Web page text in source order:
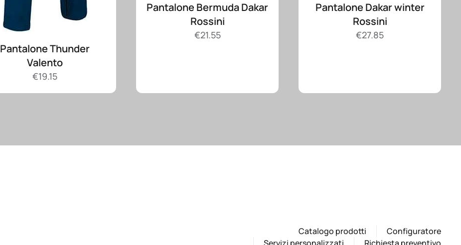
Pantalone Thunder
Valento
€19.15
Pantalone Bermuda Dakar
Rossini
€21.55
Pantalone Dakar winter
Rossini
€27.85
Catalogo prodotti
Configuratore